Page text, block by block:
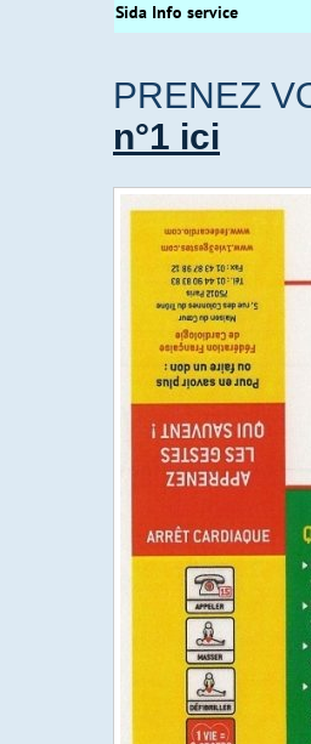
Sida Info service
PRENEZ
n°1 ici